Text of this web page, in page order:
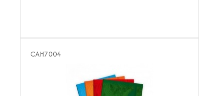
CAH7004